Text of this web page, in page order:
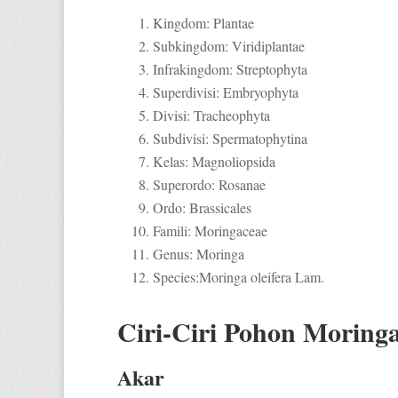
Kingdom: Plantae
Subkingdom: Viridiplantae
Infrakingdom: Streptophyta
Superdivisi: Embryophyta
Divisi: Tracheophyta
Subdivisi: Spermatophytina
Kelas: Magnoliopsida
Superordo: Rosanae
Ordo: Brassicales
Famili: Moringaceae
Genus: Moringa
Species:Moringa oleifera Lam.
Ciri-Ciri Pohon
Akar